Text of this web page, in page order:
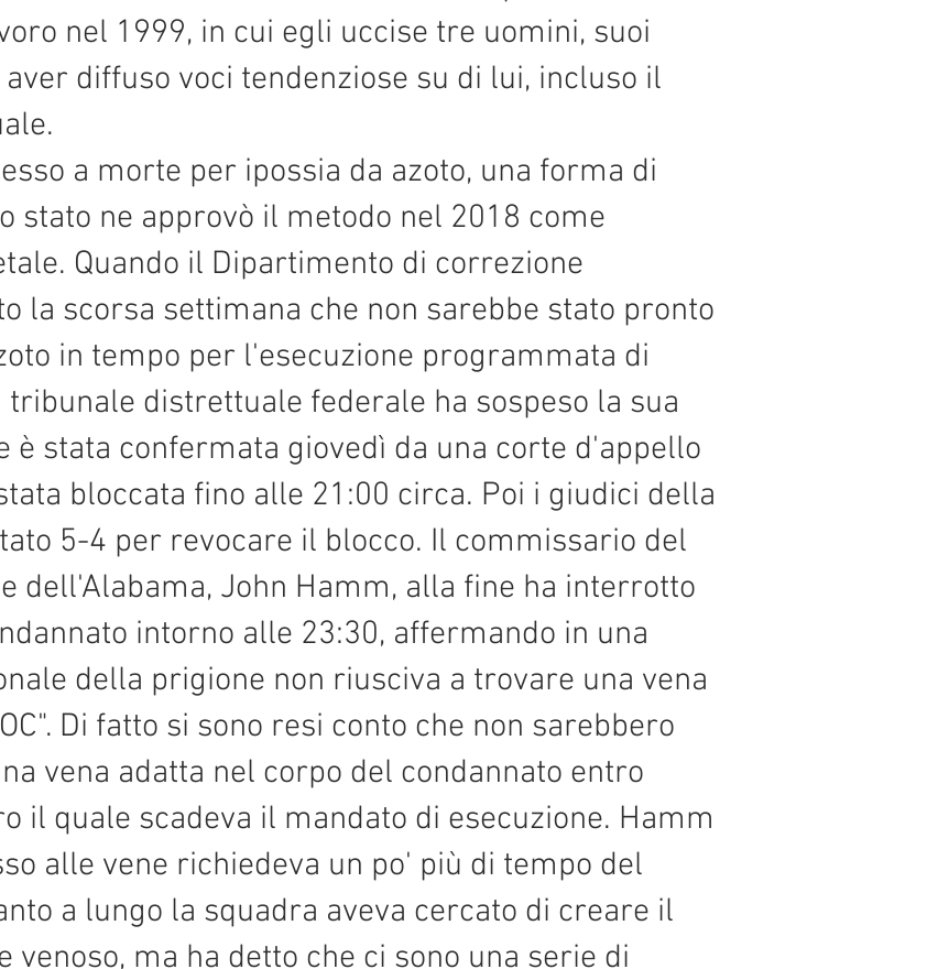
nel 1999, in cui egli uccise tre uomini, suoi
diffuso voci tendenziose su di lui, incluso il
a morte per ipossia da azoto, una forma di
stato ne approvò il metodo nel 2018 come
Quando il Dipartimento di correzione
la scorsa settimana che non sarebbe stato pronto
in tempo per l'esecuzione programmata di
distrettuale federale ha sospeso la sua
è stata confermata giovedì da una corte d'appello
bloccata fino alle 21:00 circa. Poi i giudici della
5-4 per revocare il blocco. Il commissario del
dell'Alabama, John Hamm, alla fine ha interrotto
intorno alle 23:30, affermando in una
della prigione non riusciva a trovare una vena
Di fatto si sono resi conto che non sarebbero
vena adatta nel corpo del condannato entro
il quale scadeva il mandato di esecuzione. Hamm
alle vene richiedeva un po' più di tempo del
a lungo la squadra aveva cercato di creare il
ma ha detto che ci sono una serie di